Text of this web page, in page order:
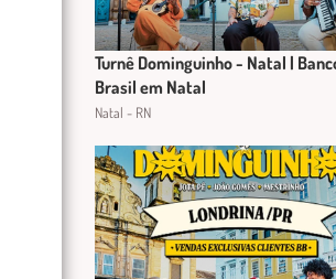
Turnê Dominguinho - Natal |
Brasil em Natal
Natal - RN